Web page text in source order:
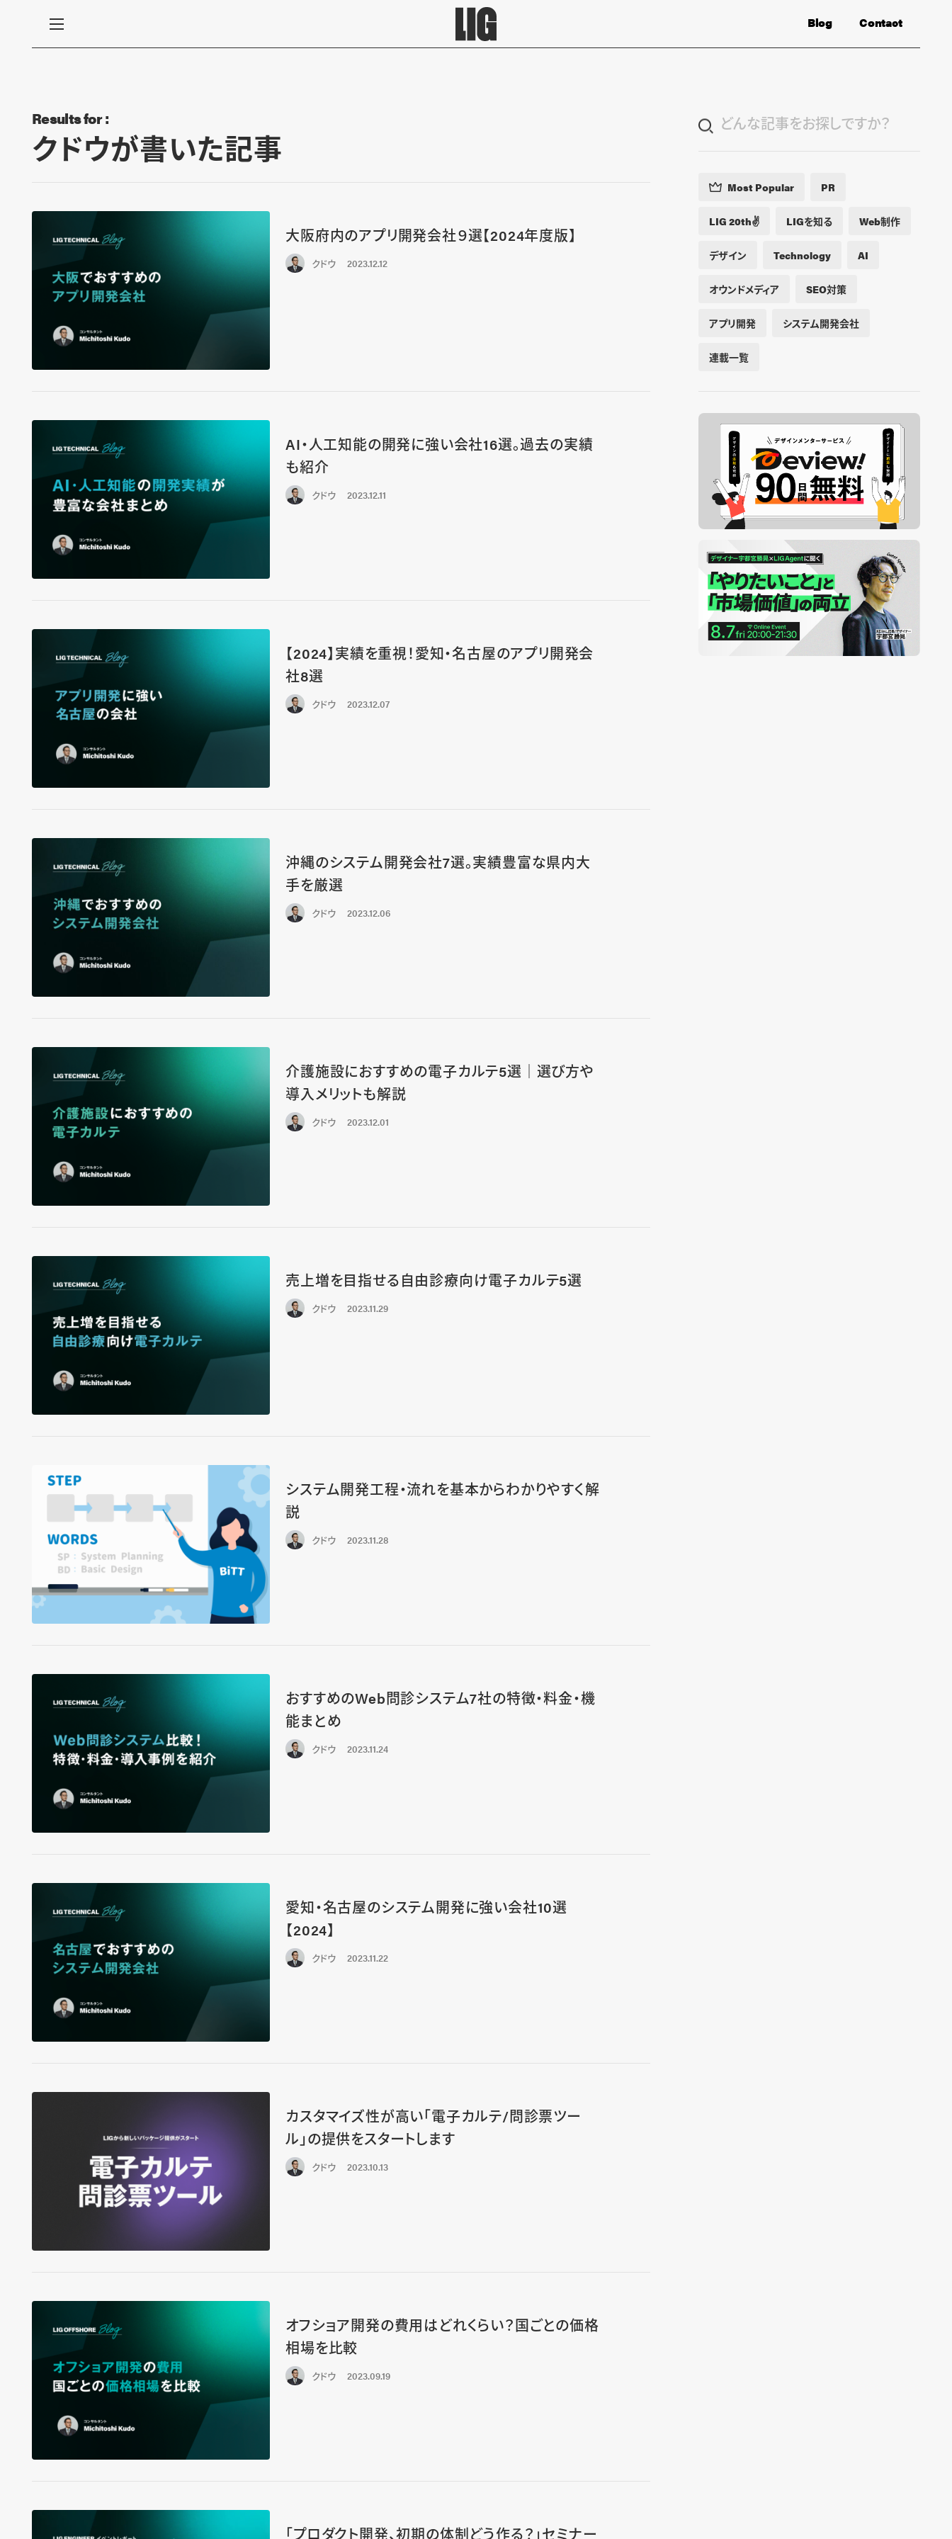
Contact
Blog
Results for :
クドウが書いた記事
大阪府内のアプリ開発会社９選【2024年度版】
クドウ 2023.12.12
AI・人工知能の開発に強い会社16選。過去の実績
も紹介
クドウ 2023.12.11
【2024】実績を重視！愛知・名古屋のアプリ開発会
社8選
クドウ 2023.12.07
沖縄のシステム開発会社7選。実績豊富な県内大
手を厳選
クドウ 2023.12.06
介護施設におすすめの電子カルテ5選｜選び方や
導入メリットも解説
クドウ 2023.12.01
売上増を目指せる自由診療向け電子カルテ5選
クドウ 2023.11.29
システム開発工程・流れを基本からわかりやすく解
説
クドウ 2023.11.28
おすすめのWeb問診システム7社の特徴・料金・機
能まとめ
クドウ 2023.11.24
愛知・名古屋のシステム開発に強い会社10選
【2024】
クドウ 2023.11.22
カスタマイズ性が高い「電子カルテ/問診票ツー
ル」の提供をスタートします
クドウ 2023.10.13
オフショア開発の費用はどれくらい？国ごとの価格
相場を比較
クドウ 2023.09.19
「プロダクト開発、初期の体制どう作る？」セミナー
Most Popular PR
LIG 20th✌️ LIGを知る Web制作
デザイン Technology AI
オウンドメディア SEO対策
アプリ開発 システム開発会社
連載一覧